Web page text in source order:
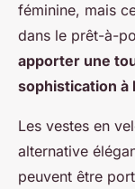
féminine, mais
dans le prêt-à-
apporter une
sophistication à
Les vestes en
alternative
peuvent être